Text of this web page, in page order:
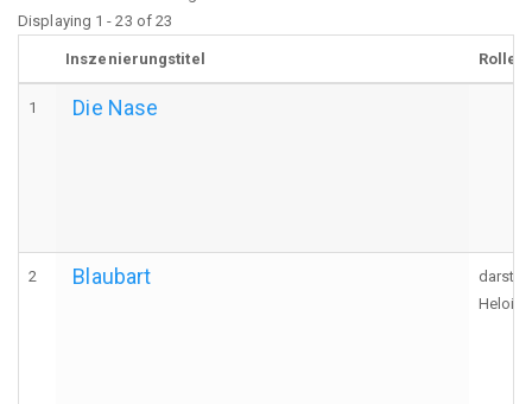
Displaying 1 - 23 of 23
Inszenierungstitel Rolle
1 Die Nase
2 Blaubart
Heloise